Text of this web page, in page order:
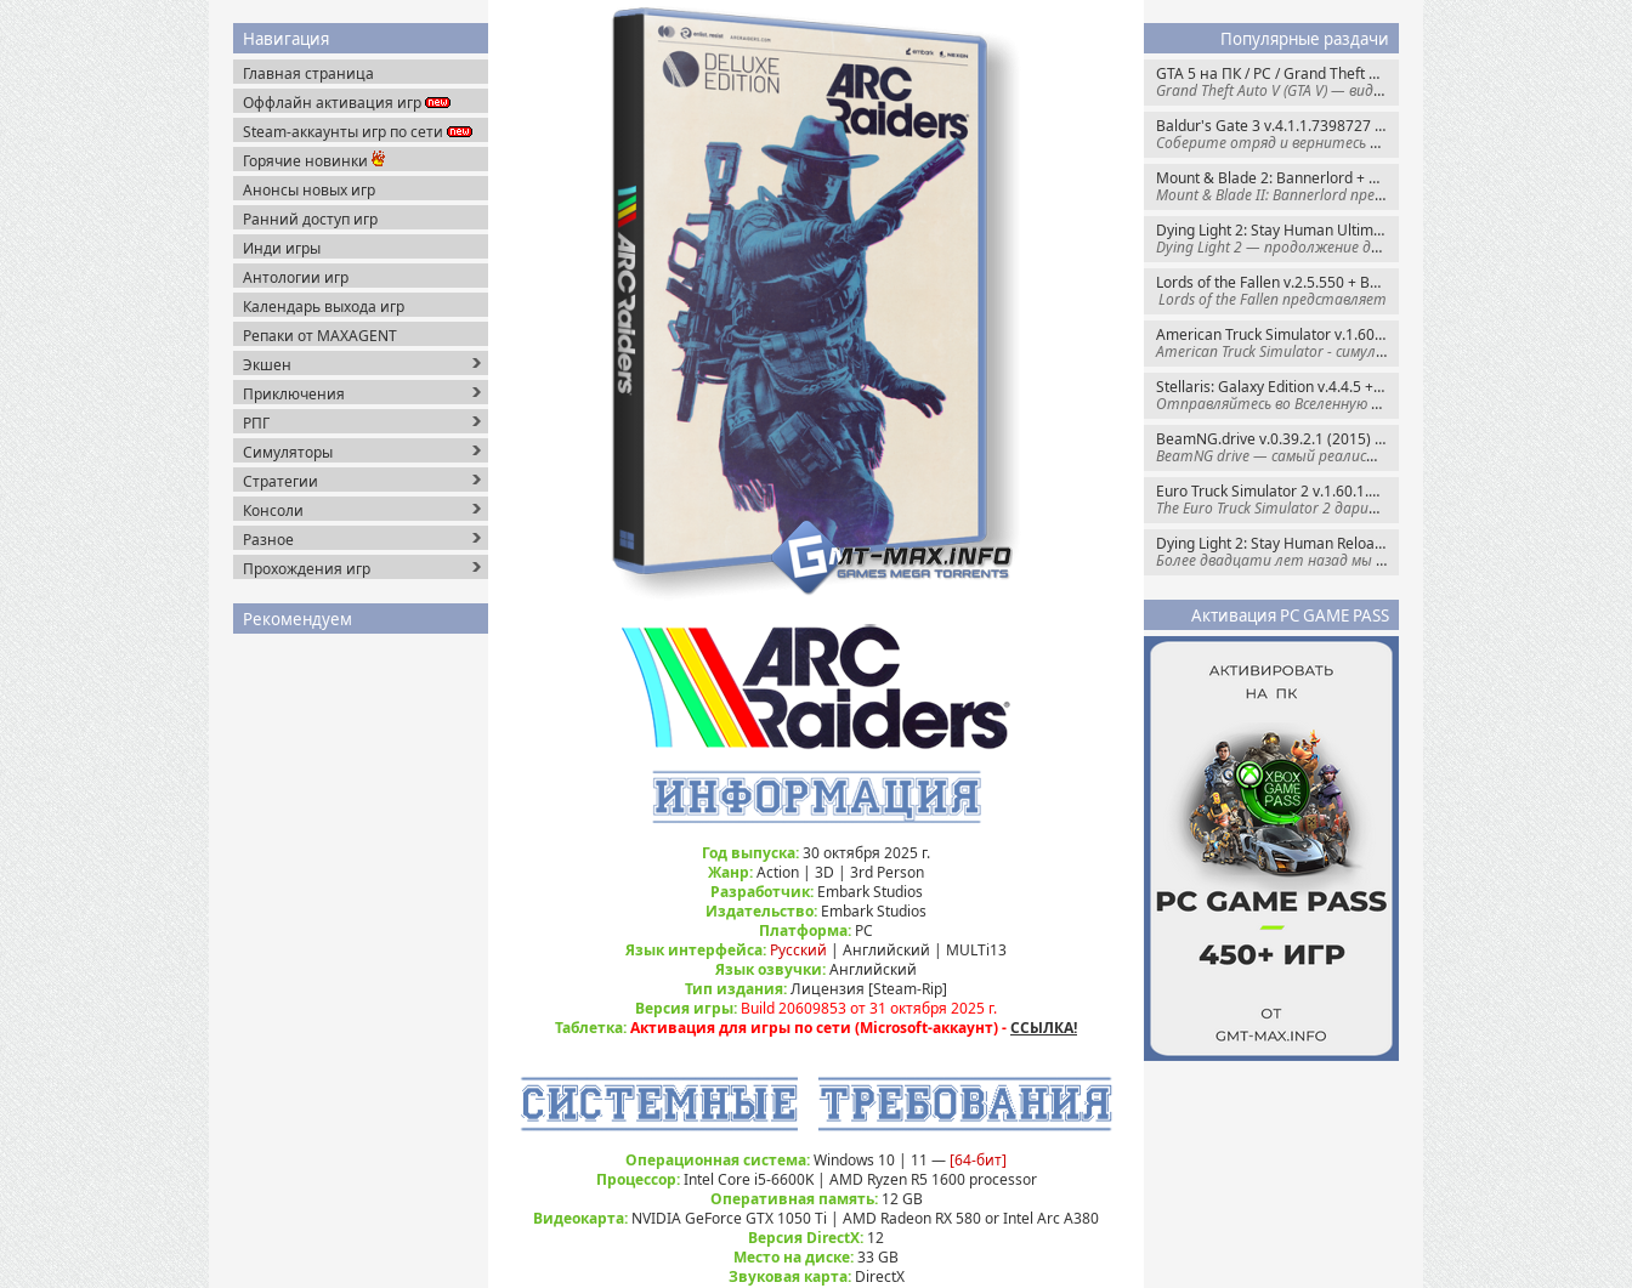
Популярные раздачи
GTA 5 на ПК / PC / Grand Theft Auto V: Premium Edition (2015) Steam-Rip
Grand Theft Auto V (GTA V) — видеоигра из
Baldur's Gate 3 v.4.1.1.7398727 + Все DLC (2023) GOG-Rip
Соберите отряд и вернитесь в Забытые
Mount & Blade 2: Bannerlord + War Sails v.1.4.7.117484 (2025) GOG
Mount & Blade II: Bannerlord представляет
Dying Light 2: Stay Human Ultimate Edition v.1.29.0 + Все DLC (2022) Пиратка
Dying Light 2 — продолжение динамичного
Lords of the Fallen v.2.5.550 + Все DLC (2023) Пиратка
Lords of the Fallen представляет
American Truck Simulator v.1.60.1.8s + Все DLC (2016) Пиратка
American Truck Simulator - симулятор
Stellaris: Galaxy Edition v.4.4.5 + Все DLC (2016) Пиратка
Отправляйтесь во Вселенную полную чудес и
BeamNG.drive v.0.39.2.1 (2015) RePack
BeamNG drive — самый реалистичный
Euro Truck Simulator 2 v.1.60.1.7s + Все DLC (2012) Пиратка
The Euro Truck Simulator 2 дарит вам опыт
Dying Light 2: Stay Human Reloaded Edition v.1.28.3 + Все DLC (2022) RePack
Более двадцати лет назад мы пытались
Активация PC GAME PASS
Пиратка
Навигация
Главная страница
Оффлайн активация игр
Steam-аккаунты игр по сети
Горячие новинки
Анонсы новых игр
Ранний доступ игр
Инди игры
Антологии игр
Календарь выхода игр
Репаки от MAXAGENT
Экшен
Приключения
РПГ
Симуляторы
Стратегии
Консоли
Разное
Прохождения игр
Рекомендуем
Год выпуска:30 октября 2025 г.
Жанр:Action | 3D | 3rd Person
Разработчик:Embark Studios
Издательство: Embark Studios
Платформа: РС
Язык интерфейса: Русский | Английский | MULTi13
Язык озвучки:Английский
Тип издания:Лицензия [Steam-Rip]
Версия игры: Build 20609853 от 31 октября 2025 г.
Таблетка:Активация для игры по сети (Microsoft-аккаунт) -ССЫЛКА!
Операционная система:Windows 10 | 11 — [64-бит]
Процессор:Intel Core i5-6600K | AMD Ryzen R5 1600 processor
Оперативная память:12 GB
Видеокарта: NVIDIA GeForce GTX 1050 Ti | AMD Radeon RX 580 or Intel Arc A380
Версия DirectX: 12
Место на диске:33 GB
Звуковая карта:DirectX